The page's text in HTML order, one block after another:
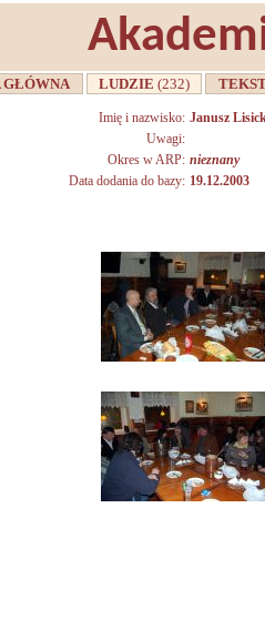
GŁÓWNA LUDZIE(232)
Imię i nazwisko: Janusz
Uwagi:
Okres w ARP: nieznany
Data dodania do bazy: 19.12.2003